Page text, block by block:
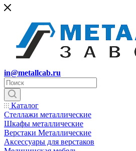
in@metallcab.ru
Каталог
Стеллажи металлические
Шкафы металлические
Верстаки Металлические
Аксессуары для верстаков